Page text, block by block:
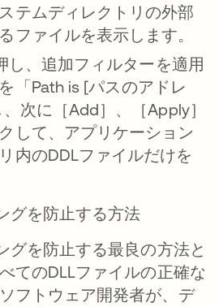
テムディレクトリの外部
ファイルを表示します。
し、追加フィルターを適用
「Path is [パスのアドレ
次に［Add］、［Apply］
して、アプリケーション
内のDDLファイルだけを
グを防止する方法
グを防止する最良の方法と
てのDLLファイルの正確な
フトウェア開発者が、デ